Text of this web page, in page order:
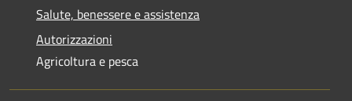
Salute, benessere e assistenza
Autorizzazioni
Agricoltura e pesca